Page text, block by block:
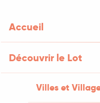
Accueil
Découvrir le Lot
Villes et